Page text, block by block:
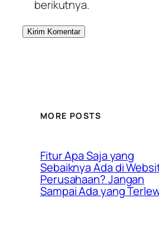
berikutnya.
MORE POSTS
Fitur Apa Saja yang
Sebaiknya Ada di
Perusahaan? Jangan
Sampai Ada yang